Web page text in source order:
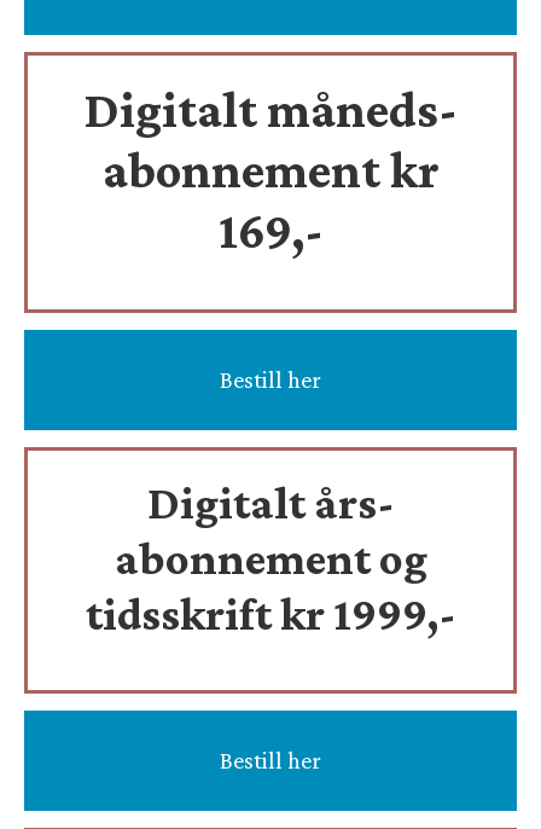
Digitalt måneds-
abonnement kr
169,-
Bestill her
Digitalt års-
abonnement og
tidsskriftkr 1999,-
Bestill her